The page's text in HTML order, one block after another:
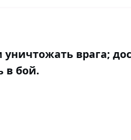
уничтожать врага;
в бой.